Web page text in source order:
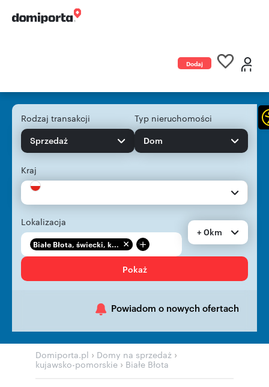
Dodaj
Rodzaj transakcji
Sprzedaż
Typ nieruchomości
Dom
Kraj
Lokalizacja
Białe Błota, świecki, k... +
+ 0km
Pokaż
Powiadom o nowych ofertach
Domiporta.pl › Domy na sprzedaż ›
kujawsko-pomorskie› Białe Błota